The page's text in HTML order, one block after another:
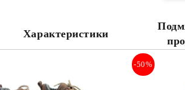
Характеристики
-50%